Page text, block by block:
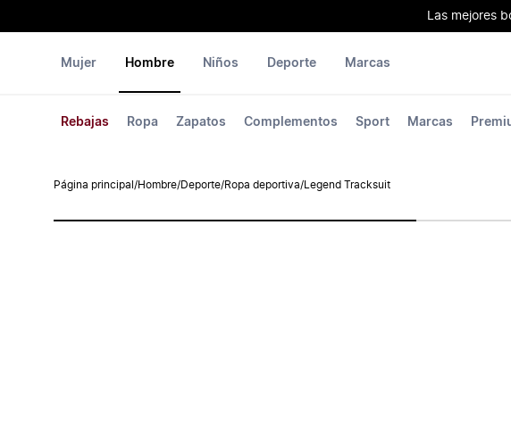
Las mejores
Mujer Hombre
Rebajas Ropa Zapatos Complementos Sport Marcas
Niños Deporte Marcas
Página principal /Hombre/Deporte/Ropa deportiva/ Legend Tracksuit